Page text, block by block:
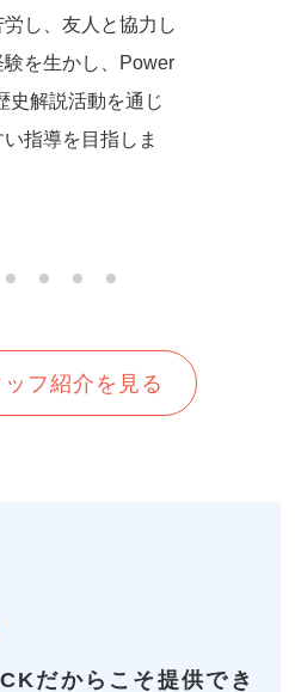
し、友人と協力し
を生かし、Power
史解説活動を通じ
指導を目指しま
フ紹介を見る
だからこそ提供でき